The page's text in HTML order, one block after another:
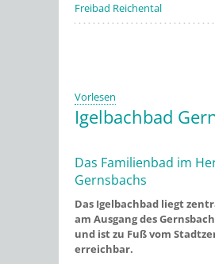
Freibad Reichental
Vorlesen
Igelbachbad
Das Familienbad im
Gernsbachs
Das Igelbachbad liegt
am Ausgang des
und ist zu Fuß vom
erreichbar.